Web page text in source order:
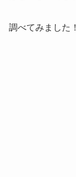
調べてみました！